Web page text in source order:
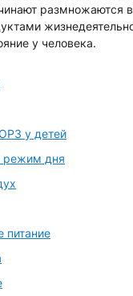
размножаются
у человека.
у детей
режим дня
питание